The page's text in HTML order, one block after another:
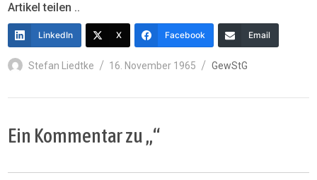
Artikel teilen ..
LinkedIn X Facebook Email
Autor
Stefan Liedtke
Veröffentlicht
16. November 1965 Kategorien
GewStG
Ein Kommentar zu „“